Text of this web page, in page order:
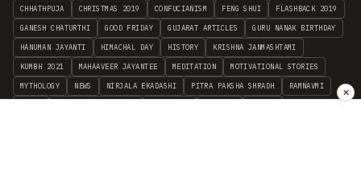
CHHATHPUJA CHRISTMAS 2019 CONFUCIANISM FENG SHUI FLASHBACK 2019
GANESH CHATURTHI GOOD FRIDAY GUJARAT ARTICLES GURU NANAK BIRTHDAY
HANUMAN JAYANTI HIMACHAL DAY HISTORY KRISHNA JANMASHTAMI
KUMBH 2021 MAHAAVEER JAYANTEE MEDITATION MOTIVATIONAL STORIES
MYTHOLOGY NEWS NIRJALA EKADASHI PITRA PAKSHA SHRADH RAMNAVMI
✕